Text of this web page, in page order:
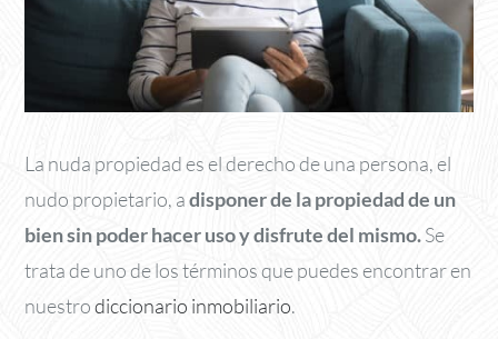
La nuda propiedad es el derecho de una persona, el
nudo propietario, adisponer de la propiedad de un
bien sin poder hacer uso y disfrute del mismo.Se
trata de uno de los términos que puedes encontrar en
nuestrodiccionario inmobiliario.